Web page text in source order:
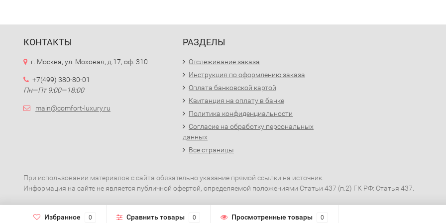
КОНТАКТЫ
г. Москва, ул. Моховая, д.17, оф. 310
+7(499) 380-80-01
Пн—Пт 9:00—18:00
main@comfort-luxury.ru
РАЗДЕЛЫ
Отслеживание заказа
Инструкция по оформлению заказа
Оплата банковской картой
Квитанция на оплату в банке
Политика конфиденциальности
Согласие на обработку персональных
данных
Все страницы
При использовании материалов с сайта обязательно указание прямой ссылки на источник.
Информация на сайте не является публичной офертой, определяемой положениями Статьи 437 (п.2) ГК РФ: Статья 437.
Избранное 0 Сравнить товары 0 Просмотренные товары 0